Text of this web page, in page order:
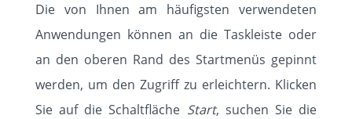
Die von Ihnen am häufigsten verwendeten
Anwendungen können an die Taskleiste oder
an den oberen Rand des Startmenüs gepinnt
werden, um den Zugriff zu erleichtern. Klicken
Sie auf die Schaltfläche Start, suchen Sie die